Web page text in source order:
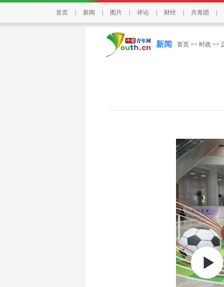
首页 新闻 图片 评论 财经 共青团
新闻 首页 >> 时政 >>